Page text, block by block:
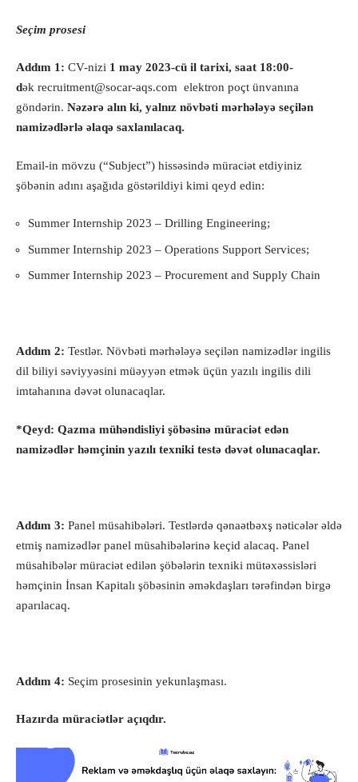
Seçim prosesi
Addım 1: CV-nizi 1 may 2023-cü il tarixi, saat 18:00-
dək recruitment@socar-aqs.com elektron poçt ünvanına
göndərin. Nəzərə alın ki, yalnız növbəti mərhələyə seçilən
namizədlərlə əlaqə saxlanılacaq.
Email-in mövzu (“Subject”) hissəsində müraciət etdiyiniz
şöbənin adını aşağıda göstərildiyi kimi qeyd edin:
Summer Internship 2023 – Drilling Engineering;
Summer Internship 2023 – Operations Support Services;
Summer Internship 2023 – Procurement and Supply Chain
Addım 2: Testlər. Növbəti mərhələyə seçilən namizədlər ingilis
dil biliyi səviyyəsini müəyyən etmək üçün yazılı ingilis dili
imtahanına dəvət olunacaqlar.
*Qeyd: Qazma mühəndisliyi şöbəsinə müraciət edən
namizədlər həmçinin yazılı texniki testə dəvət olunacaqlar.
Addım 3: Panel müsahibələri. Testlərdə qənaətbəxş nəticələr əldə
etmiş namizədlər panel müsahibələrinə keçid alacaq. Panel
müsahibələr müraciət edilən şöbələrin texniki mütəxəssisləri
həmçinin İnsan Kapitalı şöbəsinin əməkdaşları tərəfindən birgə
aparılacaq.
Addım 4: Seçim prosesinin yekunlaşması.
Hazırda müraciətlər açıqdır.